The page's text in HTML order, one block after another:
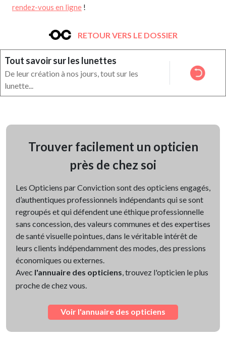
rendez-vous en ligne !
RETOUR VERS LE DOSSIER
Tout savoir sur les lunettes
De leur création à nos jours, tout sur les
lunette...
Trouver facilement un opticien
près de chez soi
Les Opticiens par Conviction sont des opticiens engagés,
d’authentiques professionnels indépendants qui se sont
regroupés et qui défendent une éthique professionnelle
sans concession, des valeurs communes et des expertises
de santé visuelle pointues, dans le véritable intérêt de
leurs clients indépendamment des modes, des pressions
économiques ou externes.
Avec l'annuaire des opticiens, trouvez l'opticien le plus
proche de chez vous.
Voir l'annuaire des opticiens